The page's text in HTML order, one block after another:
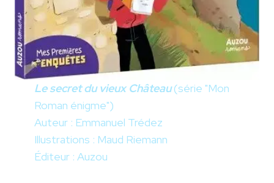
Le secret du vieux Château(série "Mon
Roman énigme")
Auteur : Emmanuel Trédez
Illustrations : Maud Riemann
Éditeur : Auzou